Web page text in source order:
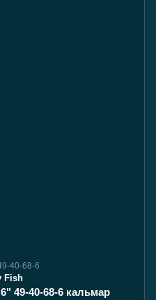
40-68-6
Fish
49-40-68-6 кальмар